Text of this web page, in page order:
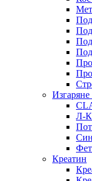
Л-
Креатин